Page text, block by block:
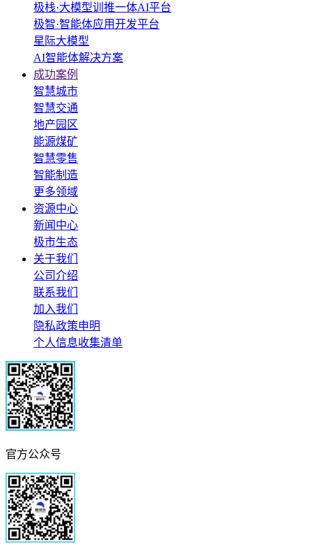
极栈·大模型训推一体AI平台
极智·智能体应用开发平台
星际大模型
AI智能体解决方案
成功案例
智慧城市
智慧交通
地产园区
能源煤矿
智慧零售
智能制造
更多领域
资源中心
新闻中心
极市生态
关于我们
公司介绍
联系我们
加入我们
隐私政策申明
个人信息收集清单
官方公众号